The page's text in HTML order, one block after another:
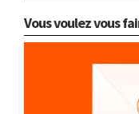
Vous voulez vous